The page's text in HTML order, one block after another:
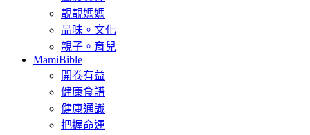
靚靚媽媽
品味。文化
親子。育兒
MamiBible
開卷有益
健康食譜
健康通識
把握命運